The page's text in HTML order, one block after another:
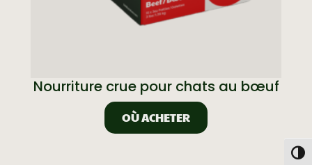
Nourriture crue pour chats au bœuf
OÙ ACHETER